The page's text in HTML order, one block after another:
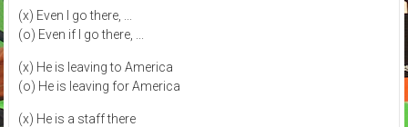
(x) Even I go there, ...
(o) Even if I go there, ...
(x) He is leaving to America
(o) He is leaving for America
(x) He is a staff there